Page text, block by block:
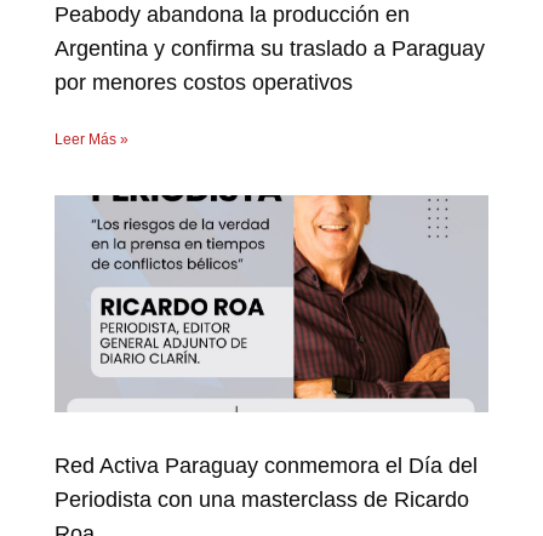
Peabody abandona la producción en
Argentina y confirma su traslado a Paraguay
por menores costos operativos
Leer Más »
Red Activa Paraguay conmemora el Día del
Periodista con una masterclass de Ricardo